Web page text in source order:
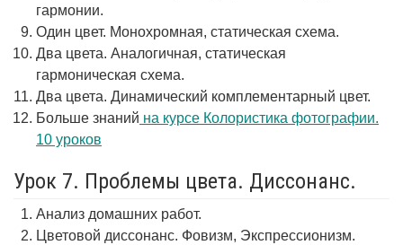
гармонии.
Один цвет. Монохромная, статическая схема.
Два цвета. Аналогичная, статическая
гармоническая схема.
Два цвета. Динамический комплементарный цвет.
Больше знаний на курсе Колористика фотографии.
10 уроков
Урок 7. Проблемы цвета. Диссонанс.
Анализ домашних работ.
Цветовой диссонанс. Фовизм, Экспрессионизм.